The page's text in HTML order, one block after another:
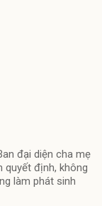
đại diện cha mẹ
quyết định, không
làm phát sinh